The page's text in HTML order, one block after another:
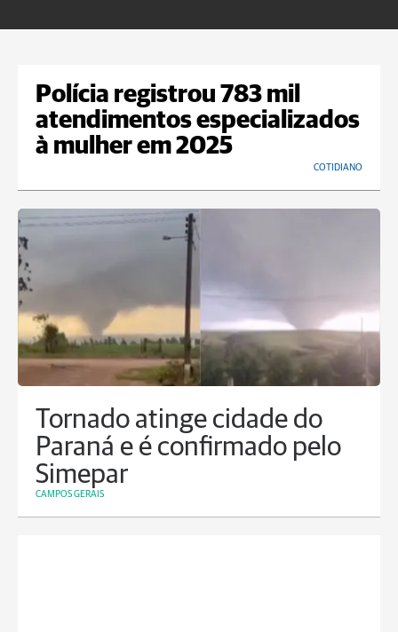
Polícia registrou 783 mil
atendimentos especializados
à mulher em 2025
COTIDIANO
Tornado atinge cidade do
Paraná e é confirmado pelo
Simepar
CAMPOS GERAIS